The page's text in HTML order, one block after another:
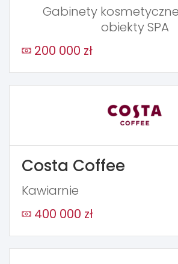
Gabinety
obiekty SPA
200 000 zł
Costa Coffee
Kawiarnie
400 000 zł